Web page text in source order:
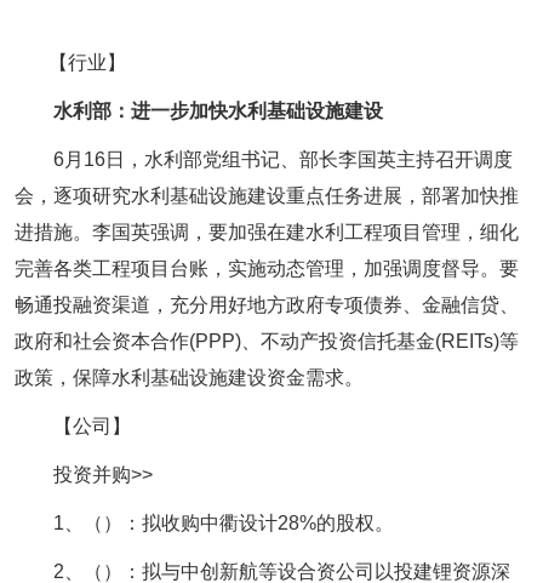
【行业】
水利部：进一步加快水利基础设施建设
6月16日，水利部党组书记、部长李国英主持召开调度
会，逐项研究水利基础设施建设重点任务进展，部署加快推
进措施。李国英强调，要加强在建水利工程项目管理，细化
完善各类工程项目台账，实施动态管理，加强调度督导。要
畅通投融资渠道，充分用好地方政府专项债券、金融信贷、
政府和社会资本合作(PPP)、不动产投资信托基金(REITs)等
政策，保障水利基础设施建设资金需求。
【公司】
投资并购>>
1、（）：拟收购中衢设计28%的股权。
2、（）：拟与中创新航等设合资公司以投建锂资源深